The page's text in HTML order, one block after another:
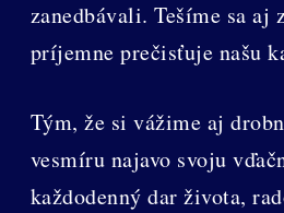
zanedbávali. Tešíme sa aj
príjemne prečisťuje našu
Tým, že si vážime aj
vesmíru najavo svoju
každodenný dar života,